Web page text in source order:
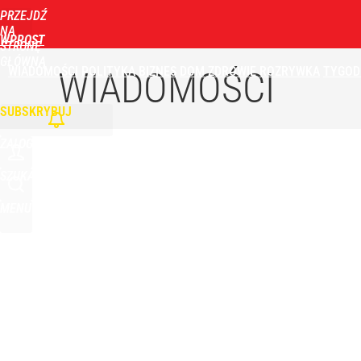
PRZEJDŹ
NA
STRONĘ
WPROST
WIADOMOŚCI POLITYKA BIZNES DOM ZDROWIE ROZRYWKA
SUBSKRYBUJ
Orlen stracił przez nich 1,5 mld zł? Menedżerom
4
WIADOMOŚCI